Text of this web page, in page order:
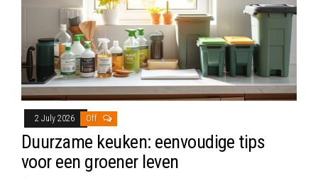
2 July 2026 Off
Duurzame keuken: eenvoudige tips
voor een groener leven